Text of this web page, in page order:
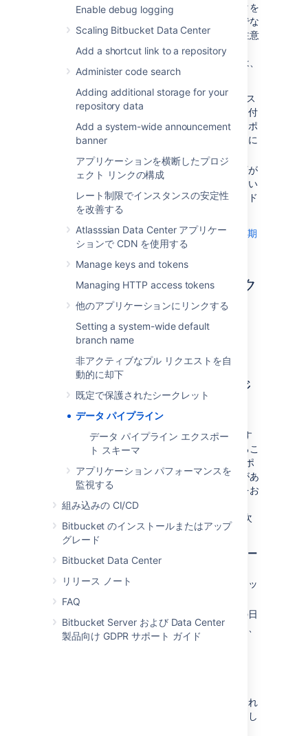
Enable debug logging
Scaling Bitbucket Data Center
Add a shortcut link to a repository
Administer code search
Adding additional storage for your
repository data
Add a system-wide announcement
banner
アプリケーションを横断したプロジ
ェクト リンクの構成
レート制限でインスタンスの安定性
を改善する
Atlasssian Data Center アプリケー
ションで CDN を使用する
Manage keys and tokens
Managing HTTP access tokens
他のアプリケーションにリンクする
Setting a system-wide default
branch name
非アクティブなプル リクエストを自
動的に却下
既定で保護されたシークレット
データ パイプライン
データ パイプライン エクスポー
ト スキーマ
アプリケーション パフォーマンスを
監視する
組み込みの CI/CD
Bitbucket のインストールまたはアップ
グレード
Bitbucket Data Center
リリース ノート
FAQ
Bitbucket Server および Data Center
製品向け GDPR サポート ガイド
保つために、意図的に制限された速度でデータを
エクスポートします。エクスポートが進行中でな
い限り、パフォーマンスに影響はないことに注意
してください。
エクスポートのスケジュールを設定するときは、
次のことをお勧めします。
fromDateパラメーターを使用してエクス
ポートするデータの量を制限します。日付
が古すぎるとより多くのデータがエクスポ
ートされるため、データのエクスポートに
エクスポート中にパフォーマンスの低下が
見られる場合は、アクティビティが少ない
時間帯またはアクティビティのないノード
でエクスポートをスケジュールします。
テストの結果、エクスポートのおおよその期
間は次のようになりました…
Amount of data
おおよそのエ
クスポート時
27 million commits
250,000 pull
requests
request activity
records
6,500 repositories
2,000 ユーザー
Large data set
commits
1 million pull
requests
6.8 million pull
records
repositories
25,000 ユーザー
35 時間
データ パイプラインにアク
セスする
To access the data pipeline select
定期エクスポートをスケジ
ュール
データ パイプラインの価値を最大限に引き出す
方法は、定期エクスポートをスケジュールするこ
とです。データ パイプラインではフル エクスポ
ートが毎回実行されるため、大規模なサイトがあ
る場合は週に 1 回だけエクスポートすることをお
勧めします。
エクスポート スケジュールを設定するには、次
の手順に従います。
スケジュー
ルの設定] を選択します。
[定期エクスポートをスケジュール
] チェッ
クボックスをオンにします。
データを含める日付を選択します。この日
付より前のデータは含まれません。通常、
12 か月以下に設定されます。
す。勤務時間外にエクスポートが実行され
るようにスケジュールすることをお勧めし